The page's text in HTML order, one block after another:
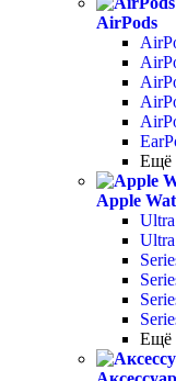
AirPods
Ещё
Apple
Ещё